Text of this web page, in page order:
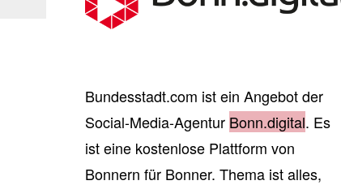
Bundesstadt.com ist ein Angebot der
Social-Media-Agentur Bonn.digital. Es
ist eine kostenlose Plattform von
Bonnern für Bonner. Thema ist alles,